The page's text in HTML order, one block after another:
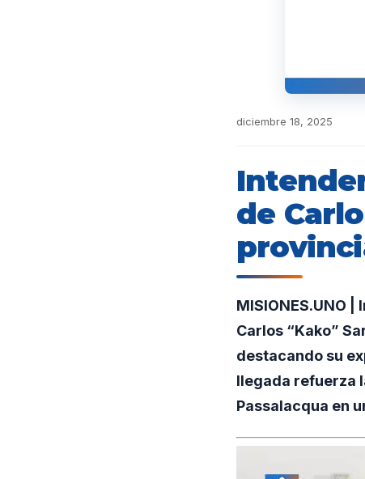
diciembre 18, 2025
de
MISIONES.UNO
Carlos “Kako”
destacando su
llegada refuerza
Passalacqua en